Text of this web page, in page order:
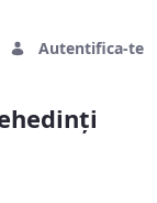
Autentifica-te